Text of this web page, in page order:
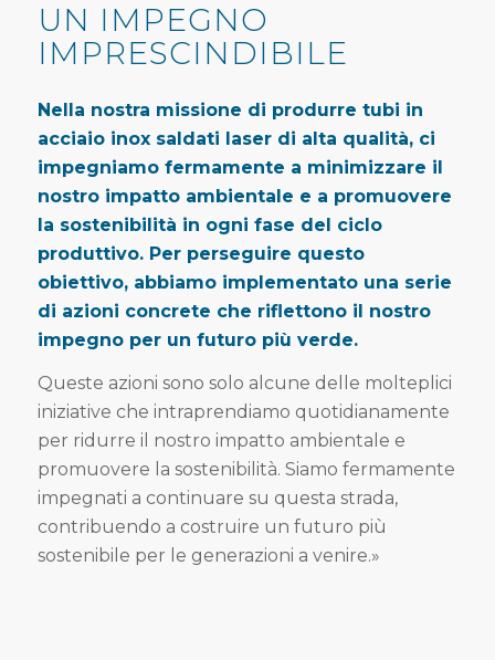
UN IMPEGNO
IMPRESCINDIBILE
Nella nostra missione di produrre tubi in
acciaio inox saldati laser di alta qualità, ci
impegniamo fermamente a minimizzare il
nostro impatto ambientale e a promuovere
la sostenibilità in ogni fase del ciclo
produttivo. Per perseguire questo
obiettivo, abbiamo implementato una serie
di azioni concrete che riflettono il nostro
impegno per un futuro più verde.
Queste azioni sono solo alcune delle molteplici
iniziative che intraprendiamo quotidianamente
per ridurre il nostro impatto ambientale e
promuovere la sostenibilità. Siamo fermamente
impegnati a continuare su questa strada,
contribuendo a costruire un futuro più
sostenibile per le generazioni a venire.»